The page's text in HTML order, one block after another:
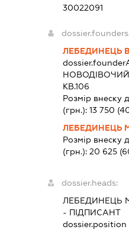
30022091
ЛЕБЕДИНЕЦЬ
НОВОДІВОЧИЙ
КВ.106
Розмір внеску
(грн.): 13 750
ЛЕБЕДИНЕЦЬ
Розмір внеску
(грн.): 20 625
dossier.heads:
ЛЕБЕДИНЕЦЬ
- ПІДПИСАНТ
dossier.position